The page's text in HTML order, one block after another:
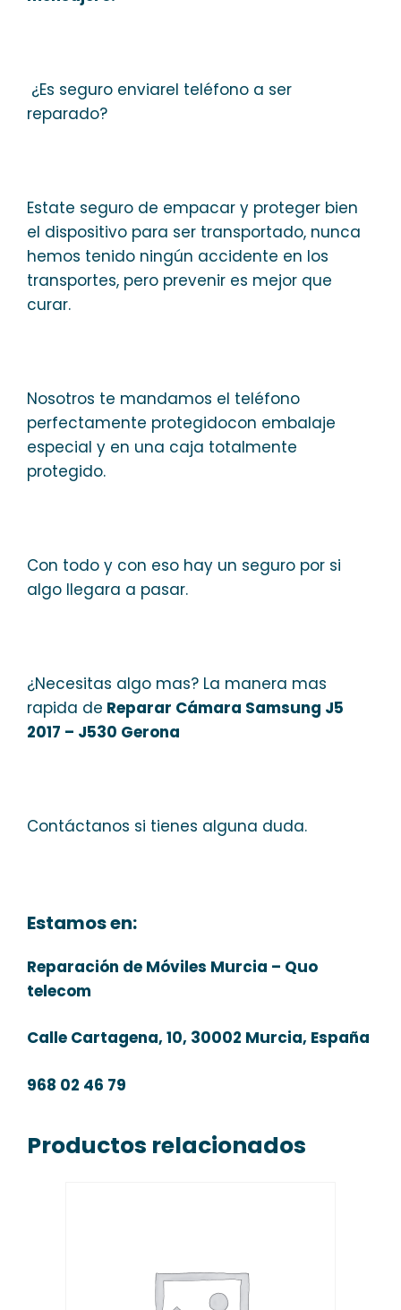
¿Es seguro enviarel teléfono a ser
reparado?
Estate seguro de empacar y proteger bien
el dispositivo para ser transportado, nunca
hemos tenido ningún accidente en los
transportes, pero prevenir es mejor que
curar.
Nosotros te mandamos el teléfono
perfectamente protegidocon embalaje
especial y en una caja totalmente
protegido.
Con todo y con eso hay un seguro por si
algo llegara a pasar.
¿Necesitas algo mas? La manera mas
rapida de Reparar Cámara Samsung J5
2017 – J530 Gerona
Contáctanos si tienes alguna duda.
Estamos en:
Reparación de Móviles Murcia – Quo
telecom
Calle Cartagena, 10, 30002 Murcia, España
968 02 46 79
Productos relacionados